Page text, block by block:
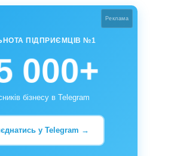
Реклама
ПІДПРИЄМЦІВ №1
000+
бізнесу в Telegram
у Telegram →